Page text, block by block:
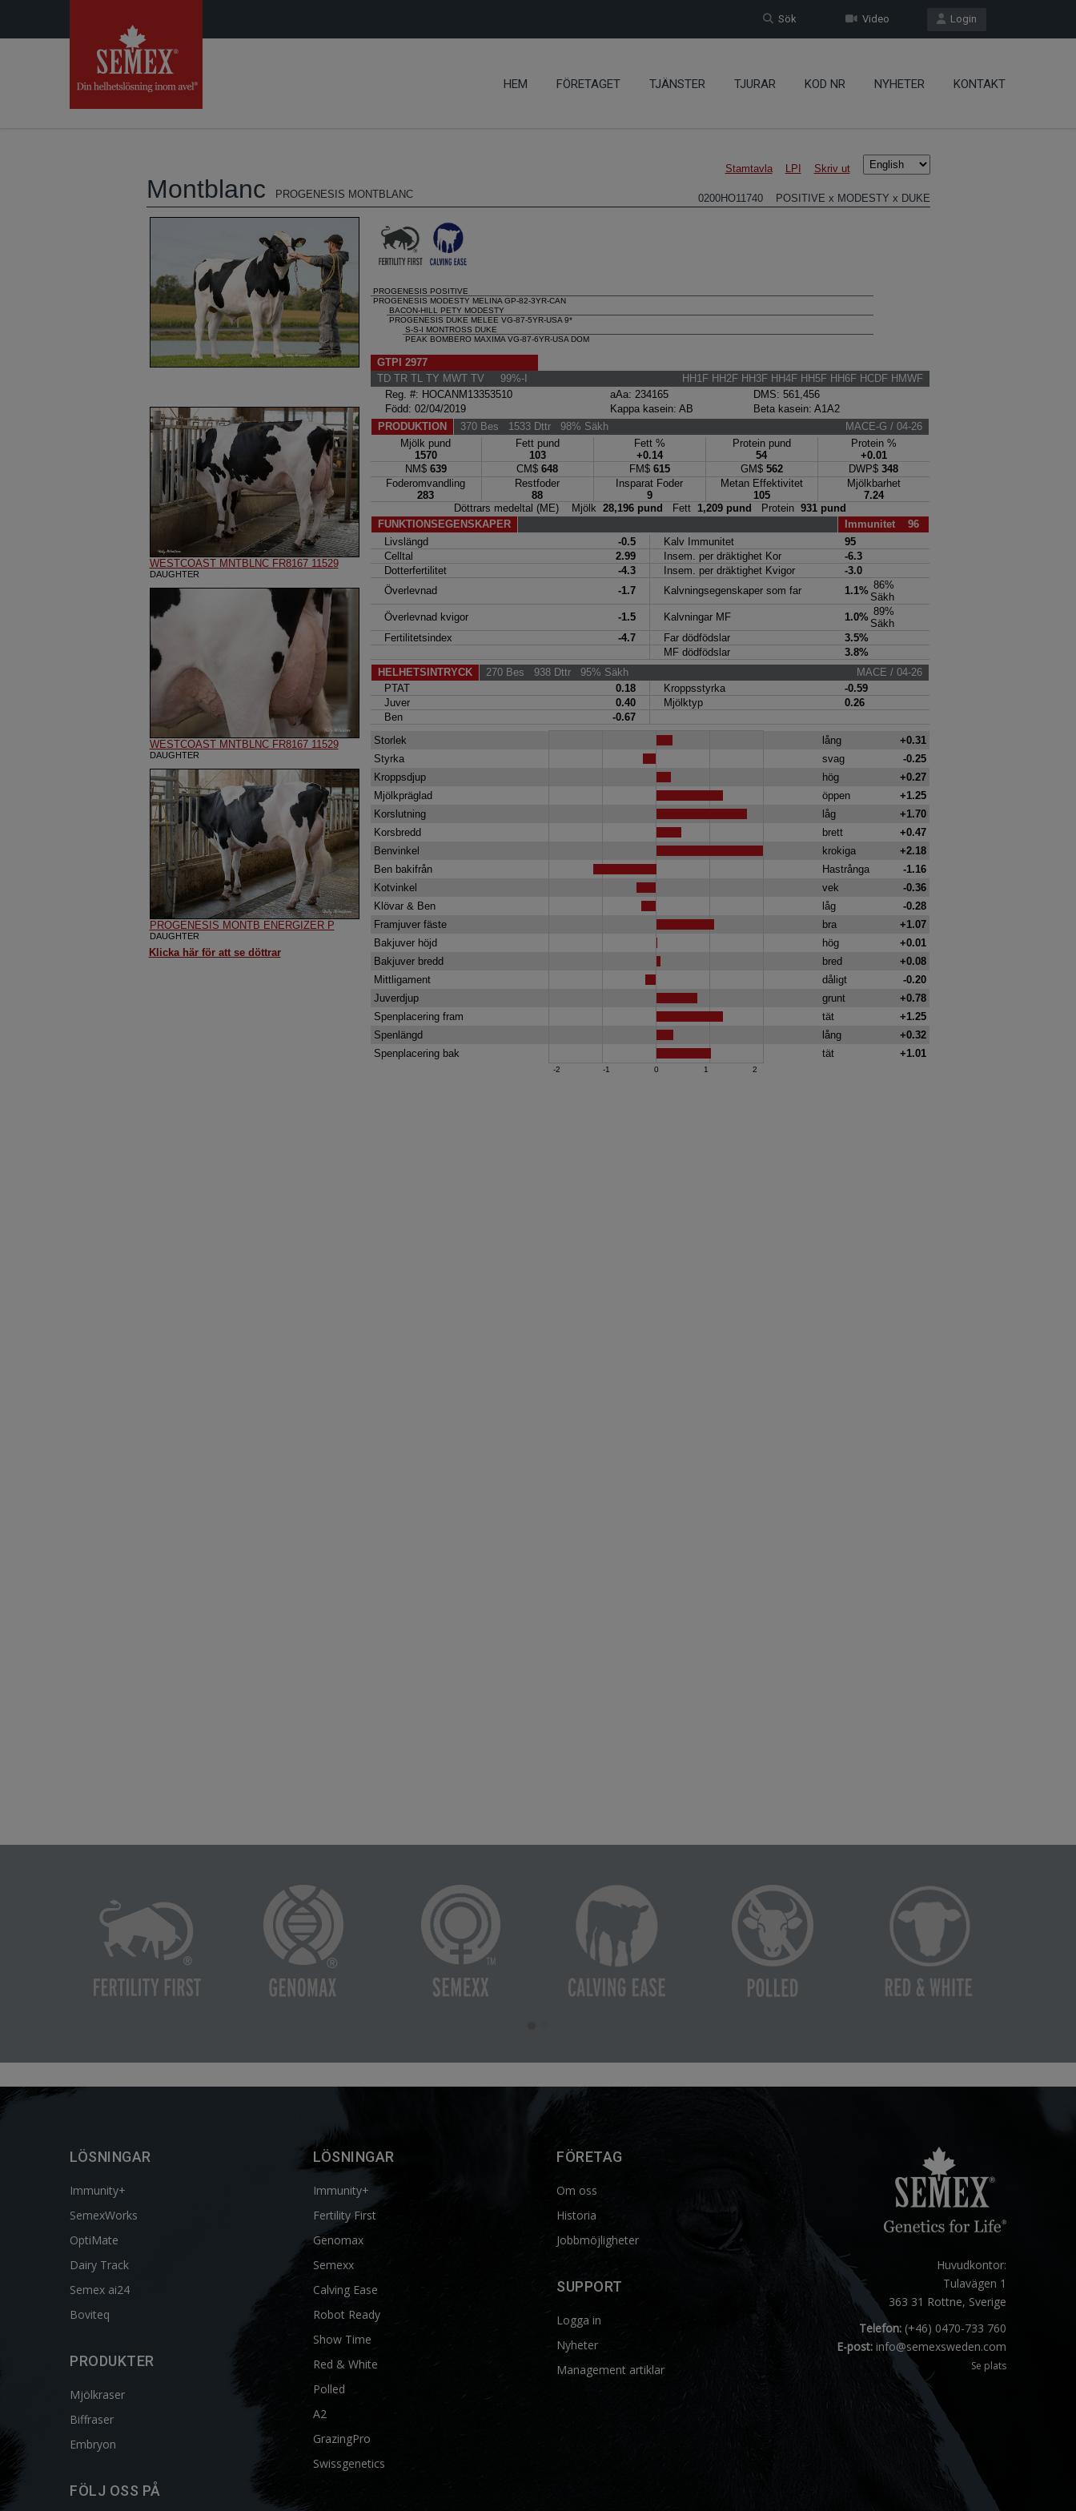
Login
Video
Sök
HEM FÖRETAGET TJÄNSTER TJURAR KOD NR NYHETER KONTAKT
LÖSNINGAR
Immunity+
SemexWorks
OptiMate
Dairy Track
Semex ai24
Boviteq
PRODUKTER
Mjölkraser
Biffraser
Embryon
FÖLJ OSS PÅ
LÖSNINGAR
Immunity+
Fertility First
Genomax
Semexx
Calving Ease
Robot Ready
Show Time
Red & White
Polled
A2
GrazingPro
Swissgenetics
FÖRETAG
Om oss
Historia
Jobbmöjligheter
SUPPORT
Logga in
Nyheter
Management artiklar
Huvudkontor:
Tulavägen 1
363 31 Rottne, Sverige
Telefon:(+46) 0470-733 760
E-post: info@semexsweden.com
Se plats